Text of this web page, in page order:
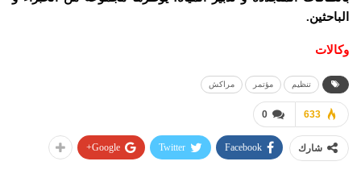
الباحثين.
وكالات
تنظيم مؤتمر مراكش
0 633
شارك Facebook
Twitter
Google+